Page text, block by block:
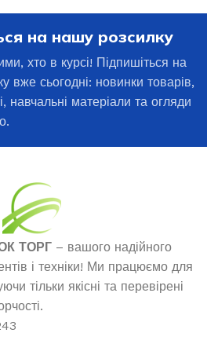
на нашу розсилку
хто в курсі! Підпишіться на
вже сьогодні: новинки товарів,
навчальні матеріали та огляди
ТОРГ – вашого надійного
і техніки! Ми працюємо для
тільки якісні та перевірені